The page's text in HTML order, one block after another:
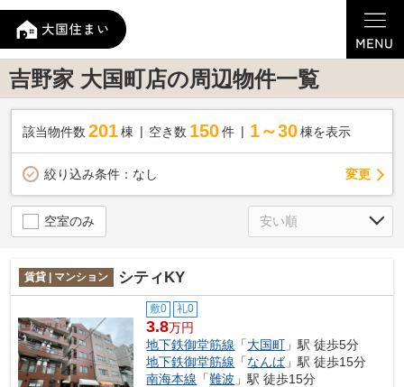
吉野家 大国町店の周辺物件一覧
該当物件数 201棟 空き数 150 件 1～30 棟を表示
絞り込み条件： なし 変更
空室のみ
賃貸 | マンション シティKY
敷0 礼0
3.8万円
地下鉄御堂筋線 「大国町 」駅 徒歩5分
地下鉄御堂筋線 「なんば」駅 徒歩15分
南海本線 「難波 」駅 徒歩15分